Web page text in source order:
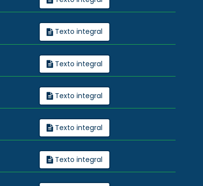
Texto integral
Texto integral
Texto integral
Texto integral
Texto integral